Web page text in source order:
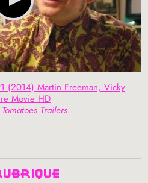
(2014) Martin Freeman, Vicky
Movie HD
Trailers